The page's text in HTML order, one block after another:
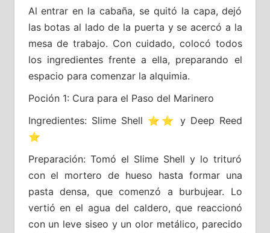
Al entrar en la cabaña, se quitó la capa, dejó
las botas al lado de la puerta y se acercó a la
mesa de trabajo. Con cuidado, colocó todos
los ingredientes frente a ella, preparando el
espacio para comenzar la alquimia.
Poción 1: Cura para el Paso del Marinero
Ingredientes: Slime Shell ⭐⭐ y Deep Reed
⭐
Preparación: Tomó el Slime Shell y lo trituró
con el mortero de hueso hasta formar una
pasta densa, que comenzó a burbujear. Lo
vertió en el agua del caldero, que reaccionó
con un leve siseo y un olor metálico, parecido